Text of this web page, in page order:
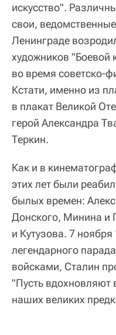
искусство".
свои,
Ленинграде
художников
во время советско-
Кстати, именно из
в плакат Великой
герой Александра
Теркин.
Как и в
этих лет были
былых времен:
Донского, Минина и
и Кутузова. 7
легендарного
войсками, Сталин
"Пусть вдохновляют
наших великих